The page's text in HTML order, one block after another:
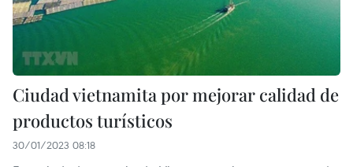
Ciudad vietnamita por mejorar calidad de
productos turísticos
30/01/2023 08:18